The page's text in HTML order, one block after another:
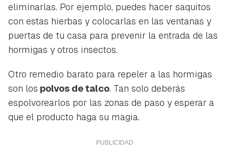
eliminarlas. Por ejemplo, puedes hacer saquitos
con estas hierbas y colocarlas en las ventanas y
puertas de tu casa para prevenir la entrada de las
hormigas y otros insectos.
Otro remedio barato para repeler a las hormigas
son los polvos de talco. Tan solo deberás
espolvorearlos por las zonas de paso y esperar a
que el producto haga su magia.